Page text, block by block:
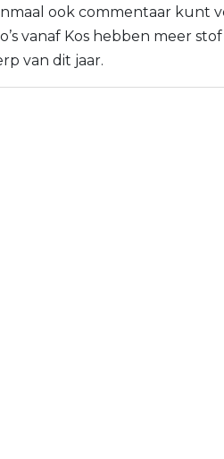
ook commentaar kunt
vanaf Kos hebben meer
van dit jaar.